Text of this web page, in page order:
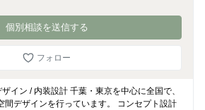
個別相談を送信する
フォロー
イン / 内装設計 千葉・東京を中心に全国で、
間デザインを行っています。 コンセプト設計